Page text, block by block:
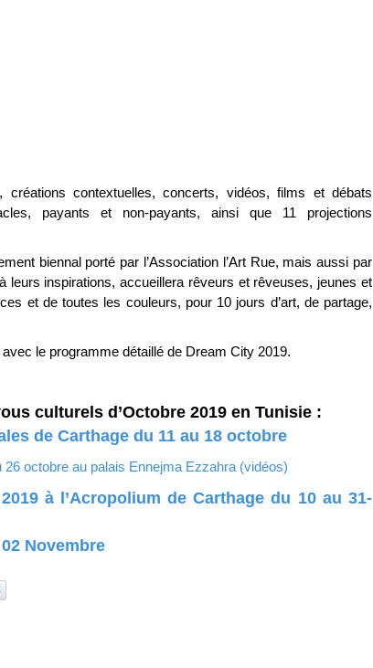
contextuelles, concerts, vidéos, films et débats
payants et non-payants, ainsi que 11 projections
biennal porté par l’Association l’Art Rue, mais aussi par
leurs inspirations, accueillera rêveurs et rêveuses, jeunes et
et de toutes les couleurs, pour 10 jours d’art, de partage,
le programme détaillé de Dream City 2019.
culturels d’Octobre 2019 en Tunisie :
de Carthage du 11 au 18 octobre
octobre au palais Ennejma Ezzahra (vidéos)
à l’Acropolium de Carthage du 10 au 31-
Novembre